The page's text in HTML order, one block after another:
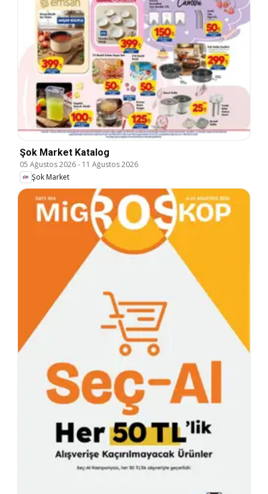
Şok Market Katalog
05 Ağustos 2026- 11 Ağustos 2026
Şok Market